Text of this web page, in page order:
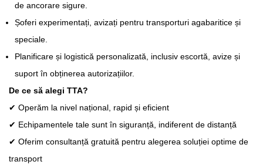
de ancorare sigure.
Șoferi experimentați, avizați pentru transporturi agabaritice și
speciale.
Planificare și logistică personalizată, inclusiv escortă, avize și
suport în obținerea autorizațiilor.
De ce să alegi TTA?
✔ Operăm la nivel național, rapid și eficient
✔ Echipamentele tale sunt în siguranță, indiferent de distanță
✔ Oferim consultanță gratuită pentru alegerea soluției optime de
transport